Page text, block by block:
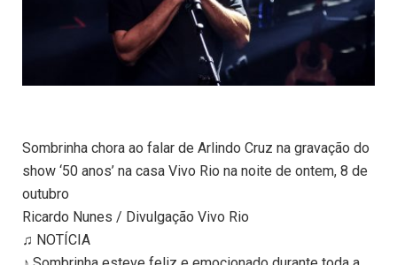
Sombrinha chora ao falar de Arlindo Cruz na gravação do
show ‘50 anos’ na casa Vivo Rio na noite de ontem, 8 de
outubro
Ricardo Nunes / Divulgação Vivo Rio
♫ NOTÍCIA